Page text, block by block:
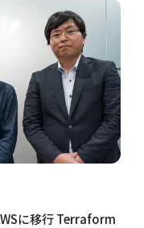
に移行 Terraform